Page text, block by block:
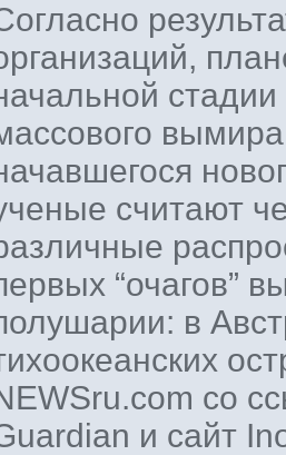
считают
“очагов”
в
со
и сайт